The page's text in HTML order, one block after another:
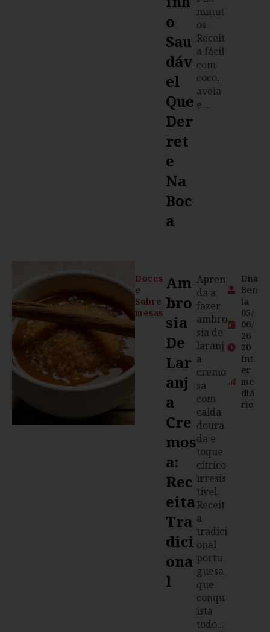
O
Sau
Dáv
El
Que
Der
Ret
E
Na
Boc
A
minut
os.
Receit
a fácil
com
coco,
aveia
e...
Doces
e
Sobre
mesas
Am
Bro
Sia
De
Lar
Anj
A
Cre
Mos
A:
Rec
Eita
Tra
Dici
Ona
L
Apren
da a
fazer
ambro
sia de
laranj
a
cremo
sa
com
calda
doura
da e
toque
cítrico
irresis
tível.
Receit
a
tradici
onal
portu
guesa
que
conqu
ista
todo...
Dna
Ben
ta
05/
06/
26
20
Int
er
me
diá
rio